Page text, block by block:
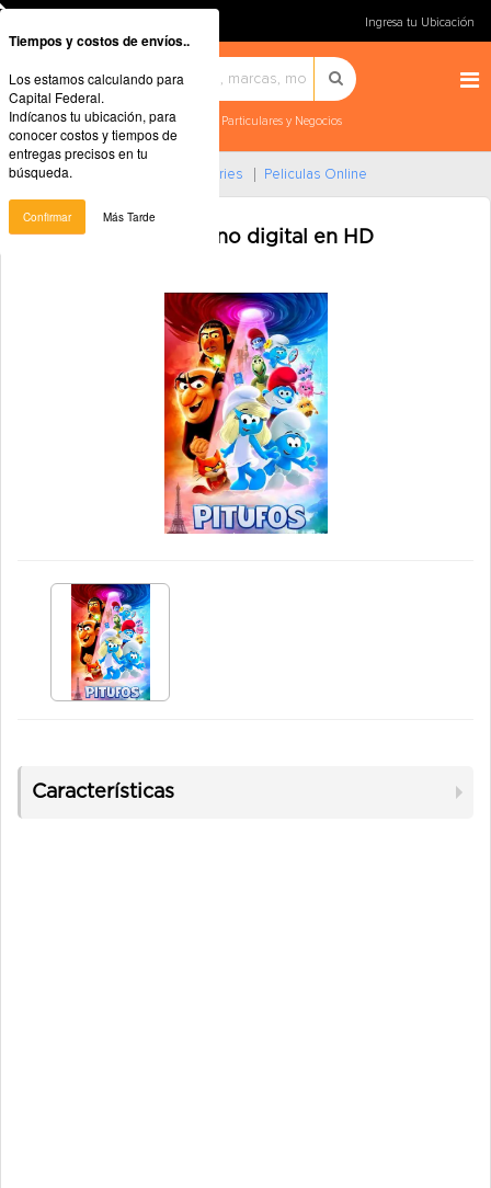
Ingresa tu Ubicación
Particulares y Negocios
Home Música, Películas Y Series Peliculas Online
Pitufos (2025) Estreno digital en HD
Características
Tiempos y costos de envíos..
Los estamos calculando para
Capital Federal.
Indícanos tu ubicación, para
conocer costos y tiempos de
entregas precisos en tu
búsqueda.
Confirmar Más Tarde